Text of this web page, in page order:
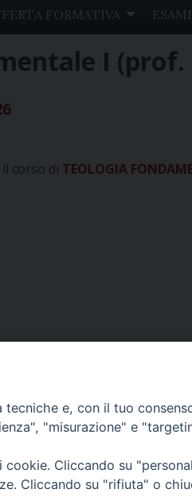
FORMATIVA
I (prof.
corso di TEOLOGIA
e, con il tuo
"misurazione" e
Cliccando su
Cliccando su "rifiuta" o